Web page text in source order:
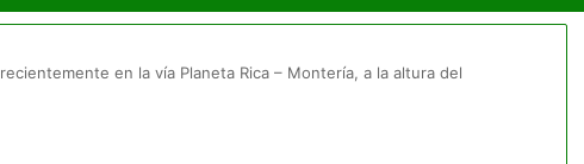
en la vía Planeta Rica – Montería, a la altura del